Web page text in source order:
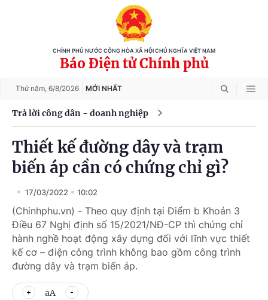
CHÍNH PHỦ NƯỚC CỘNG HÒA XÃ HỘI CHỦ NGHĨA VIỆT NAM
Báo Điện tử Chính phủ
Thứ năm, 6/8/2026 MỚI NHẤT
Trả lời công dân - doanh nghiệp
Thiết kế đường dây và trạm
biến áp cần có chứng chỉ gì?
17/03/2022 10:02
(Chinhphu.vn) - Theo quy định tại Điểm b Khoản 3
Điều 67 Nghị định số 15/2021/NĐ-CP thì chứng chỉ
hành nghề hoạt động xây dựng đối với lĩnh vực thiết
kế cơ – điện công trình không bao gồm công trình
đường dây và trạm biến áp.
aA